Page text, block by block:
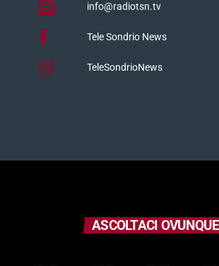
info@radiotsn.tv
Tele Sondrio News
TeleSondrioNews
ASCOLTACI OVUNQUE